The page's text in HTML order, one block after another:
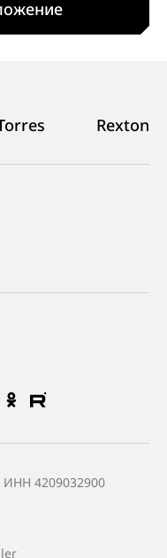
Rexton
4209032900